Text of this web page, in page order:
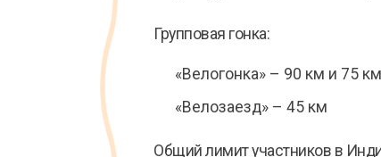
Групповая гонка:
«Велогонка» – 90 км и 75 км
«Велозаезд» – 45 км
Общий лимит участников в